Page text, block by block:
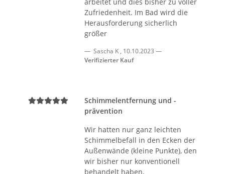
Zufriedenheit. Im Bad wird die
Herausforderung sicherlich
größer
Sascha K , 10.10.2023
Verifizierter Kauf
Schimmelentfernung und -
prävention
Wir hatten nur ganz leichten
Schimmelbefall in den Ecken der
Außenwände (kleine Punkte), den
wir bisher nur konventionell
behandelt haben.